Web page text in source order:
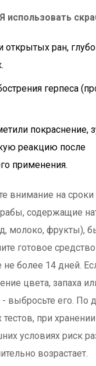
использовать
открытых ран,
герпеса
покраснение,
реакцию после
применения.
внимание на сроки
содержащие
молоко, фрукты),
готовое
не более 14 дней.
цвета, запаха
- выбросьте его. По
при
условиях риск
возрастает.